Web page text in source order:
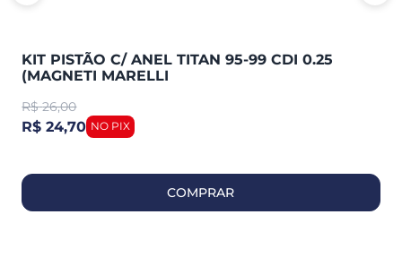
KIT PISTÃO C/ ANEL TITAN 95-99 CDI 0.25
(MAGNETI MARELLI
R$ 26,00
R$ 24,70
COMPRAR